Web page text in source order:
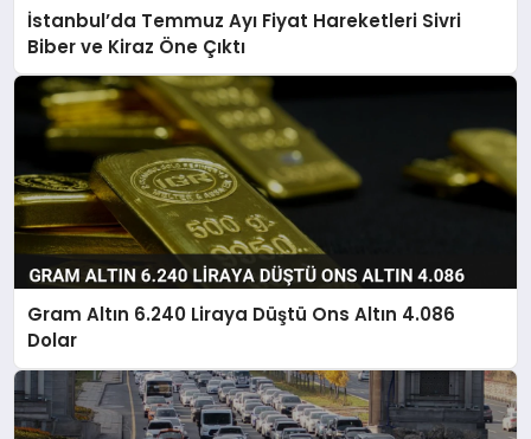
İstanbul’da Temmuz Ayı Fiyat Hareketleri Sivri
Biber ve Kiraz Öne Çıktı
Gram Altın 6.240 Liraya Düştü Ons Altın 4.086
Dolar